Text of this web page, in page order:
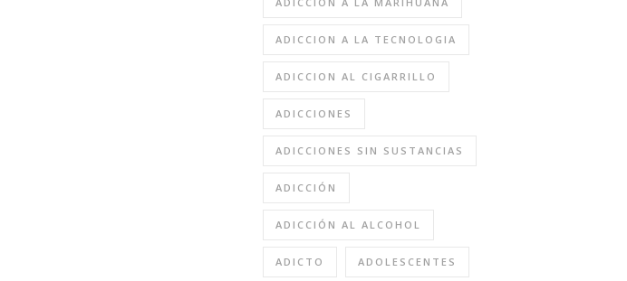
ADICCION A LA TECNOLOGIA
ADICCION AL CIGARRILLO
ADICCIONES
ADICCIONES SIN SUSTANCIAS
ADICCIÓN
ADICCIÓN AL ALCOHOL
ADICTO ADOLESCENTES